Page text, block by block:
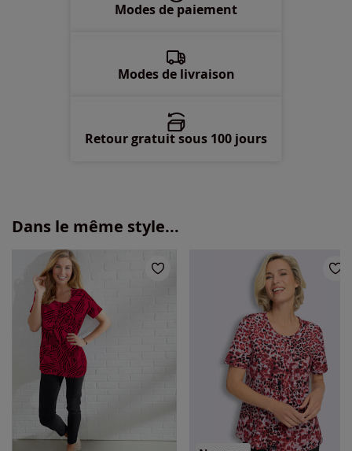
Modes de paiement
Modes de livraison
Retour gratuit sous 100 jours
Dans le même style...